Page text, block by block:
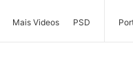
Mais Videos PSD